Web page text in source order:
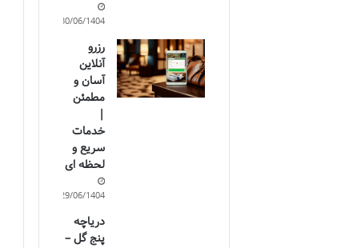
30/06/1404
رزرو
آنلاین
آسان و
مطمئن
|
خدمات
سریع و
لحظه ای
29/06/1404
دریاچه
پنج گل –